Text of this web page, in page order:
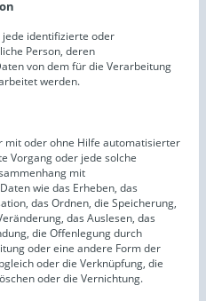
identifizierte oder
Person, deren
von dem für die Verarbeitung
werden.
mit oder ohne Hilfe automatisierter
Vorgang oder jede solche
mit
wie das Erheben, das
das Ordnen, die Speicherung,
das Auslesen, das
die Offenlegung durch
oder eine andere Form der
oder die Verknüpfung, die
oder die Vernichtung.